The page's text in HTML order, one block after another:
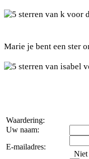
Marie je bent een ster
Waardering:
Uw naam:
E-mailadres:
Niet